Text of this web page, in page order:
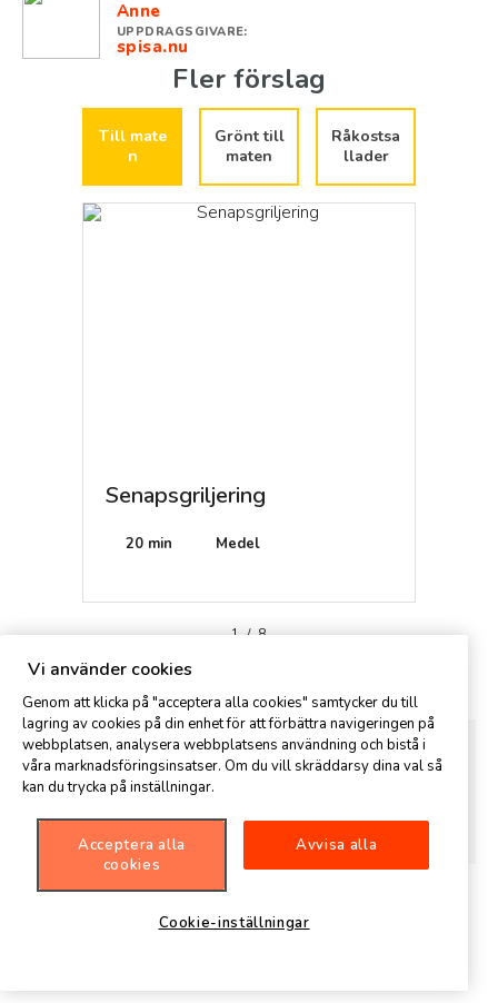
Anne
UPPDRAGSGIVARE:
spisa.nu
Fler förslag
Till mate
n
Grönt till
maten
Råkostsa
llader
Senapsgriljering
20 min Medel
1 / 8
Kommentar
Vi använder cookies
Genom att klicka på "acceptera alla cookies" samtycker du till
lagring av cookies på din enhet för att förbättra navigeringen på
webbplatsen, analysera webbplatsens användning och bistå i
våra marknadsföringsinsatser. Om du vill skräddarsy dina val så
kan du trycka på inställningar.
Acceptera alla
cookies
Avvisa alla
Cookie-inställningar